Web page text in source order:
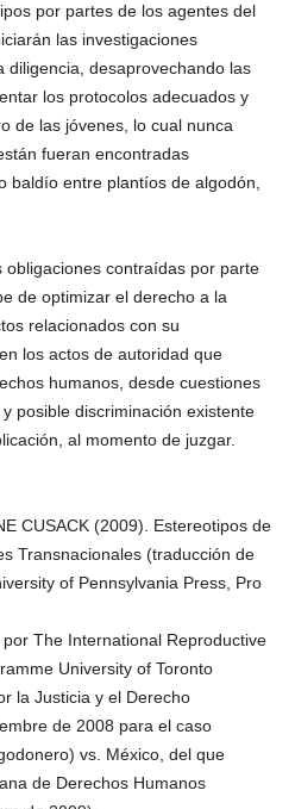
por partes de los agentes del
las investigaciones
diligencia, desaprovechando las
los protocolos adecuados y
de las jóvenes, lo cual nunca
fueran encontradas
baldío entre plantíos de algodón,
obligaciones contraídas por parte
de optimizar el derecho a la
relacionados con su
los actos de autoridad que
humanos, desde cuestiones
posible discriminación existente
al momento de juzgar.
CUSACK (2009). Estereotipos de
Transnacionales (traducción de
of Pennsylvania Press, Pro
The International Reproductive
University of Toronto
la Justicia y el Derecho
de 2008 para el caso
vs. México, del que
de Derechos Humanos